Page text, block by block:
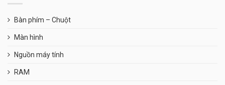
Bàn phím – Chuột
Màn hình
Nguồn máy tính
RAM